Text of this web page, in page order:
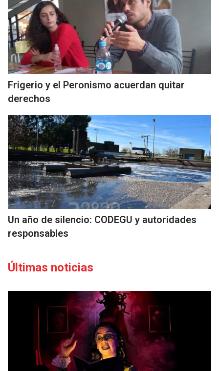
Frigerio y el Peronismo acuerdan quitar
derechos
Un año de silencio: CODEGU y autoridades
responsables
Últimas noticias